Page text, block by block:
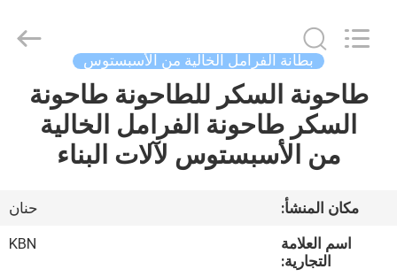
مسكن
منتجات
معلومات
بطانة الفرامل الخالية من الأسبستوس
طاحونة السكر للطاحونة طاحونة
السكر طاحونة الفرامل الخالية
من الأسبستوس لآلات البناء
مكان المنشأ:
حنان
اسم العلامة
التجارية:
KBN